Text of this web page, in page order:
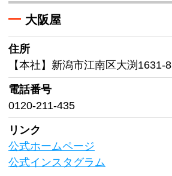
大阪屋
住所
【本社】新潟市江南区大渕1631-8
電話番号
0120-211-435
リンク
公式ホームページ
公式インスタグラム